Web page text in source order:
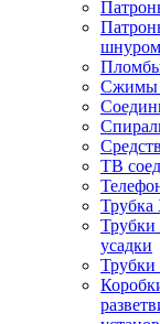
шнуром
Сжимы
ТВ
Трубки
усадки
Трубки